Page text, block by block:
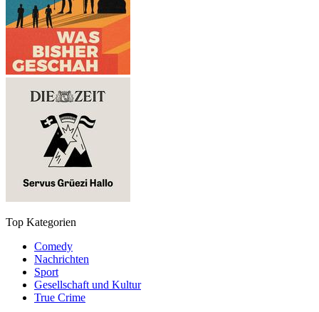
Top Kategorien
Comedy
Nachrichten
Sport
Gesellschaft und Kultur
True Crime